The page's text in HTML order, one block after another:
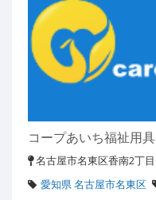
コープあいち福祉用
名古屋市名東区香南2丁
愛知県 名古屋市名東区